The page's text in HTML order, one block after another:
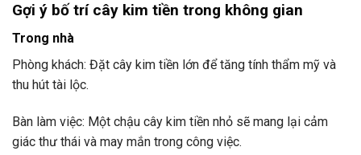
Gợi ý bố trí cây kim tiền trong không gian
Trong nhà
Phòng khách: Đặt cây kim tiền lớn để tăng tính thẩm mỹ và
thu hút tài lộc.
Bàn làm việc: Một chậu cây kim tiền nhỏ sẽ mang lại cảm
giác thư thái và may mắn trong công việc.